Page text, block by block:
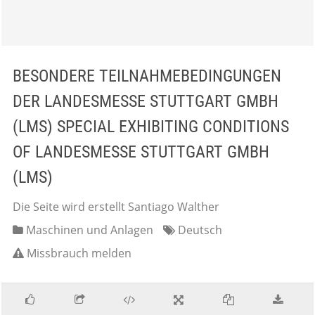
BESONDERE TEILNAHMEBEDINGUNGEN
DER LANDESMESSE STUTTGART GMBH
(LMS) SPECIAL EXHIBITING CONDITIONS
OF LANDESMESSE STUTTGART GMBH
(LMS)
Die Seite wird erstellt Santiago Walther
Maschinen und Anlagen
Deutsch
Missbrauch melden